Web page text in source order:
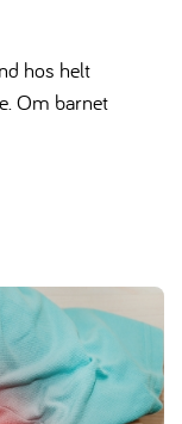
hos helt
Om barnet